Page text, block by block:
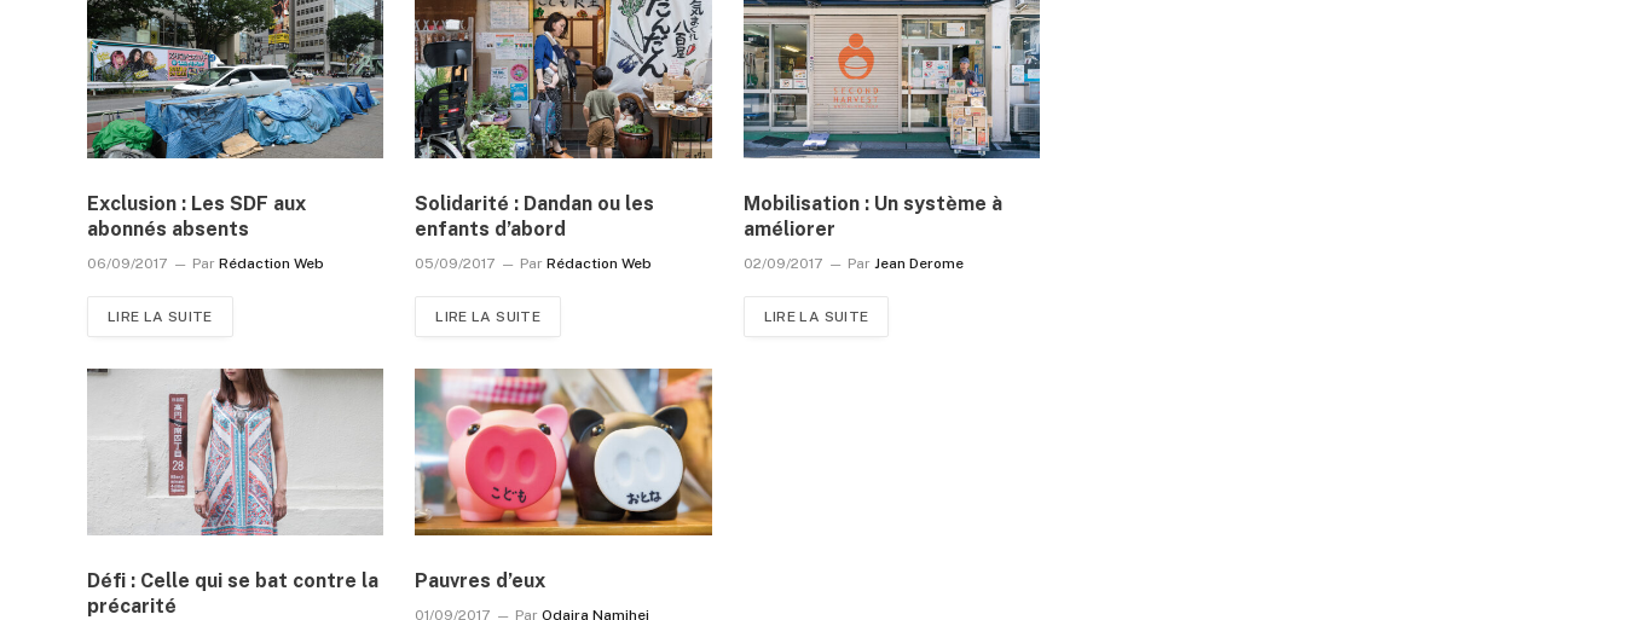
Exclusion : Les SDF aux
abonnés absents
06/09/2017 Par Rédaction Web
LIRE LA SUITE
Solidarité : Dandan ou les
enfants d’abord
05/09/2017 Par Rédaction Web
LIRE LA SUITE
Mobilisation : Un système à
améliorer
02/09/2017 Par Jean Derome
LIRE LA SUITE
Défi : Celle qui se bat contre la
précarité
Pauvres d’eux
01/09/2017 Par Odaira Namihei